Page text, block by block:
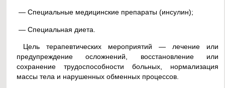
— Специальные медицинские препараты (инсулин);
— Специальная диета.
Цель терапевтических мероприятий — лечение или
предупреждение осложнений, восстановление или
сохранение трудоспособности больных, нормализация
массы тела и нарушенных обменных процессов.